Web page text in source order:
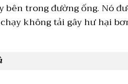
bên trong đường ống. Nó
không tải gây hư hại